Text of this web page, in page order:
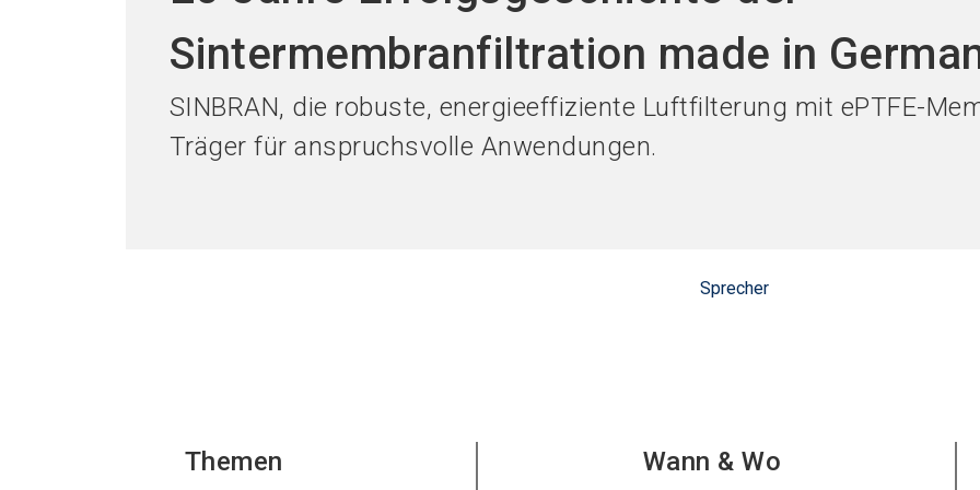
Sintermembranfiltration made in
SINBRAN, die robuste, energieeffiziente Luftfilterung mit ePTFE-
Träger für anspruchsvolle Anwendungen.
Sprecher
Themen Wann & Wo